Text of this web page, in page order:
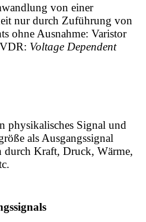
von einer
nur durch Zuführung von
ohne Ausnahme: Varistor
Voltage Dependent
physikalisches Signal und
als Ausgangssignal
durch Kraft, Druck, Wärme,